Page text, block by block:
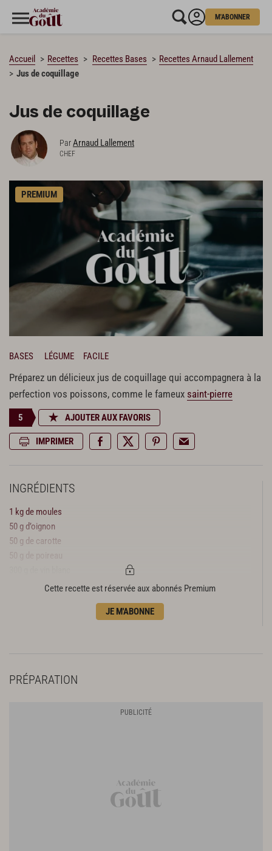
M'ABONNER
Accueil Recettes Recettes Bases
Recettes Arnaud Lallement
Jus de coquillage
Jus de coquillage
ParArnaud Lallement
CHEF
PREMIUM
BASES LÉGUME FACILE
Préparez un délicieux jus de coquillage qui accompagnera à la
perfection vos poissons, comme le fameux saint-pierre
5 AJOUTER AUX FAVORIS
IMPRIMER
INGRÉDIENTS
1 kg de moules
50 g d’oignon
50 g de carotte
50 g de poireau
800 g d’eauCette recette est réservée aux abonnés Premium
JE M'ABONNE
PRÉPARATION
CHARGEMENT…